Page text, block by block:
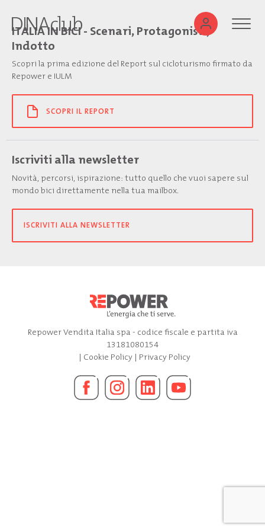
ITALIA IN BICI - Scenari, Protagonisti,
Indotto
Scopri la prima edizione del Report sul cicloturismo firmato da
Repower e IULM
SCOPRI IL REPORT
Iscriviti alla newsletter
Novità, percorsi, ispirazione: tutto quello che vuoi sapere sul
mondo bici direttamente nella tua mailbox.
ISCRIVITI ALLA NEWSLETTER
Repower Vendita Italia spa - codice fiscale e partita iva
13181080154
| Cookie Policy| Privacy Policy